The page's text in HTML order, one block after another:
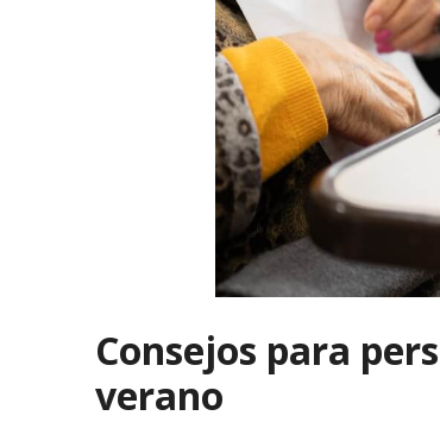
Consejos para
verano